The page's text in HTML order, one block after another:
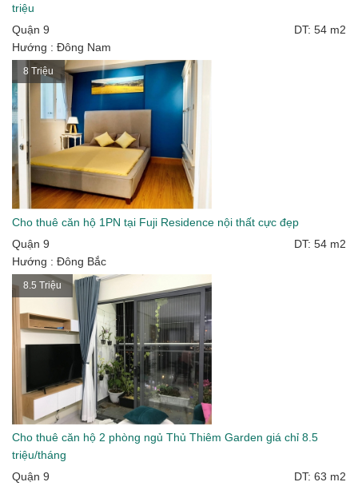
triệu
Quận 9
DT: 54 m2
Hướng : Đông Nam
8 Triệu
Cho thuê căn hộ 1PN tại Fuji Residence nội thất cực đẹp
Quận 9
DT: 54 m2
Hướng : Đông Bắc
8.5 Triệu
Cho thuê căn hộ 2 phòng ngủ Thủ Thiêm Garden giá chỉ 8.5
triệu/tháng
Quận 9
DT: 63 m2